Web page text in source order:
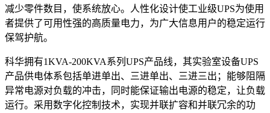
减少零件数目，使系统放心。人性化设计使工业级UPS为使用
者提供了可用性强的高质量电力，为广大信息用户的稳定运行
保驾护航。
科华拥有1KVA-200KVA系列UPS产品线，其实验室设备UPS
产品供电体系包括单进单出、三进单出、三进三出；能够阻隔
异常电源对负载的冲击，同时能保证输出电源的稳定，让负载
运行。采用数字化控制技术，实现并联扩容和并联冗余的功